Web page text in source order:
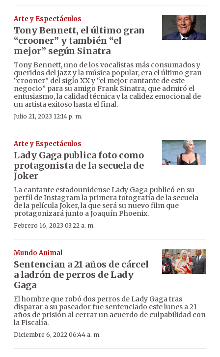
Arte y Espectáculos
Tony Bennett, el último gran
“crooner” y también “el
mejor” según Sinatra
Tony Bennett, uno de los vocalistas más consumados y
queridos del jazz y la música popular, era el último gran
“crooner” del siglo XX y “el mejor cantante de este
negocio” para su amigo Frank Sinatra, que admiró el
entusiasmo, la calidad técnica y la calidez emocional de
un artista exitoso hasta el final.
Julio 21, 2023 12:14 p. m.
Arte y Espectáculos
Lady Gaga publica foto como
protagonista de la secuela de
Joker
La cantante estadounidense Lady Gaga publicó en su
perfil de Instagram la primera fotografía de la secuela
de la película Joker, la que será su nuevo film que
protagonizará junto a Joaquín Phoenix.
Febrero 16, 2023 03:22 a. m.
Mundo Animal
Sentencian a 21 años de cárcel
a ladrón de perros de Lady
Gaga
El hombre que robó dos perros de Lady Gaga tras
disparar a su paseador fue sentenciado este lunes a 21
años de prisión al cerrar un acuerdo de culpabilidad con
la Fiscalía.
Diciembre 6, 2022 06:44 a. m.